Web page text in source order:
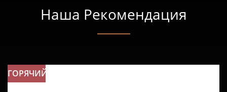
Наша Рекомендация
ГОРЯЧИЙ